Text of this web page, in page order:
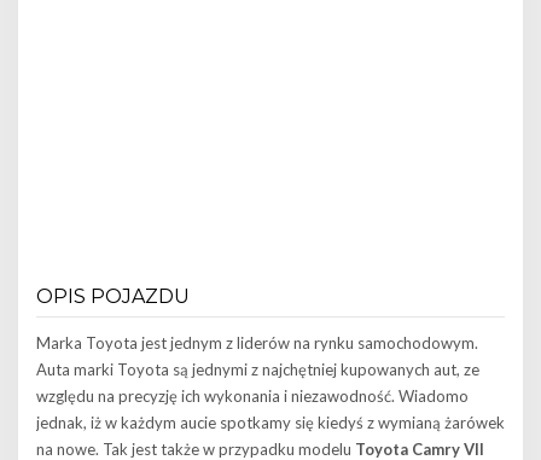
OPIS POJAZDU
Marka Toyota jest jednym z liderów na rynku samochodowym.
Auta marki Toyota są jednymi z najchętniej kupowanych aut, ze
względu na precyzję ich wykonania i niezawodność. Wiadomo
jednak, iż w każdym aucie spotkamy się kiedyś z wymianą żarówek
na nowe. Tak jest także w przypadku modelu Toyota Camry VII